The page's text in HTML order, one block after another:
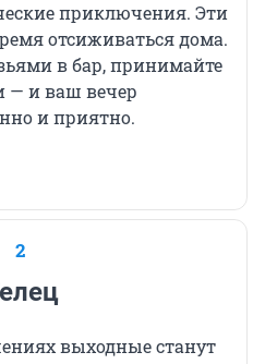
приключения. Эти
отсиживаться дома.
в бар, принимайте
— и ваш вечер
и приятно.
2
выходные станут